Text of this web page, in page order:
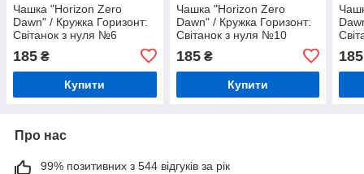
Чашка "Horizon Zero
Dawn" / Кружка Горизонт:
Світанок з нуля №6
185 ₴
Купити
Чашка "Horizon Zero
Dawn" / Кружка Горизонт:
Світанок з нуля №10
185₴
Купити
185
Про нас
99% позитивних з 544 відгуків за рік